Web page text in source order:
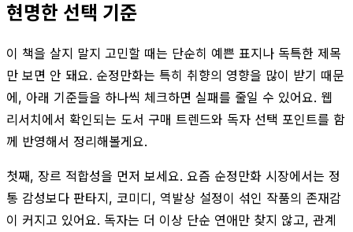
현명한 선택 기준
이 책을 살지 말지 고민할 때는 단순히 예쁜 표지나 독특한 제목
만 보면 안 돼요. 순정만화는 특히 취향의 영향을 많이 받기 때문
에, 아래 기준들을 하나씩 체크하면 실패를 줄일 수 있어요. 웹
리서치에서 확인되는 도서 구매 트렌드와 독자 선택 포인트를 함
께 반영해서 정리해볼게요.
첫째, 장르 적합성을 먼저 보세요. 요즘 순정만화 시장에서는 정
통 감성보다 판타지, 코미디, 역발상 설정이 섞인 작품의 존재감
이 커지고 있어요. 독자는 더 이상 단순 연애만 찾지 않고, 관계